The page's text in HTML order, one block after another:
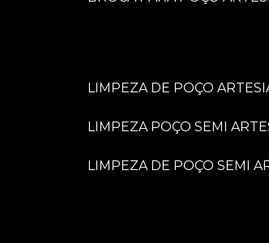
LIMPEZA DE POÇO
LIMPEZA POÇO SEMI
LIMPEZA DE POÇO SEMI